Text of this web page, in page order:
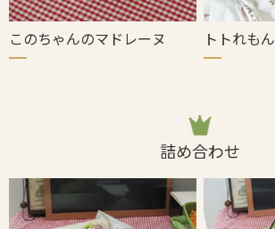
このちゃんのマドレーヌ トトれもん
詰め合わせ